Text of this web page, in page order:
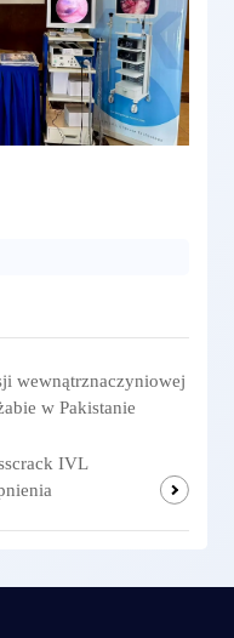
wewnątrznaczyniowej
w Pakistanie
IVL